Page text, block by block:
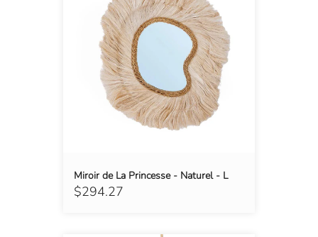
$294.27
Miroir de La Princesse - Naturel - L